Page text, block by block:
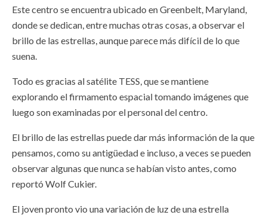
Este centro se encuentra ubicado en Greenbelt, Maryland,
donde se dedican, entre muchas otras cosas, a observar el
brillo de las estrellas, aunque parece más difícil de lo que
suena.
Todo es gracias al satélite TESS, que se mantiene
explorando el firmamento espacial tomando imágenes que
luego son examinadas por el personal del centro.
El brillo de las estrellas puede dar más información de la que
pensamos, como su antigüedad e incluso, a veces se pueden
observar algunas que nunca se habían visto antes, como
reportó Wolf Cukier.
El joven pronto vio una variación de luz de una estrella